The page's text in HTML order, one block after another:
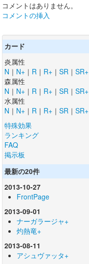
コメントはありません。
コメントの挿入
カード
炎属性
N ｜ N+ ｜ R ｜ R+ ｜ SR ｜ SR+
森属性
N ｜ N+ ｜ R ｜ R+ ｜ SR ｜ SR+
水属性
N ｜ N+ ｜ R ｜ R+ ｜ SR ｜ SR+
特殊効果
ランキング
FAQ
掲示板
最新の20件
2013-10-27
FrontPage
2013-09-01
ナーガラージャ+
灼熱竜+
2013-08-11
アシュヴァッタ+